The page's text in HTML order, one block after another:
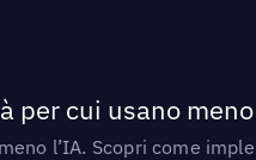
per cui usano meno
l’IA. Scopri come